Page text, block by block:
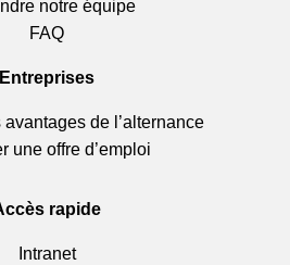
notre équipe
FAQ
Entreprises
de l’alternance
une offre d’emploi
rapide
Intranet